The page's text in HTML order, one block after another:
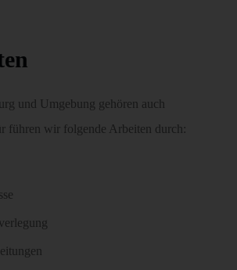
und Umgebung gehören auch
führen wir folgende Arbeiten durch: